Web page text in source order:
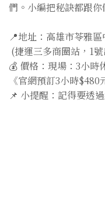
們。小編把秘訣都跟
📍地址：高雄市苓雅
(捷運三多商圈站，1
💰 價格：現場：3小時
《官網預訂3小時$480
📌 小提醒：記得要透